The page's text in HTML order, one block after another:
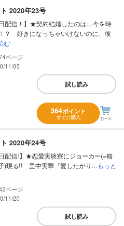
2020年23号
日配信！】★契約結婚したのは…今を時
？ 好きになっちゃいけないのに、彼
む
11/05
試し読み
364ポイント
すぐに購入
2020年24号
日配信!】★恋愛実験寮にジョーカー(=略
)現る!! 里中実華『愛したがり...もっと
11/20
試し読み